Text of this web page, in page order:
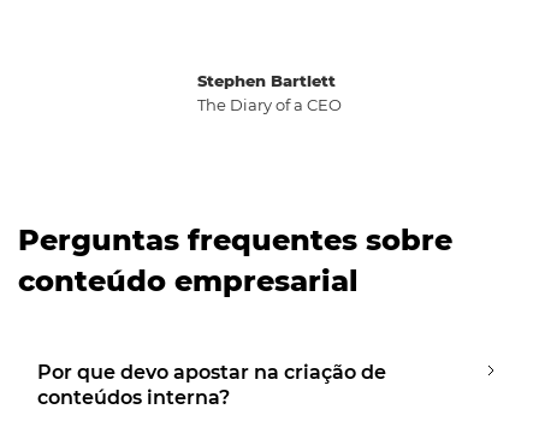
Stephen Bartlett
The Diary of a CEO
Perguntas frequentes sobre
conteúdo empresarial
Por que devo apostar na criação de
conteúdos interna?